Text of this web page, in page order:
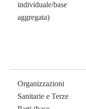
individuale/base
aggregata)
Organizzazioni
Sanitarie e Terze